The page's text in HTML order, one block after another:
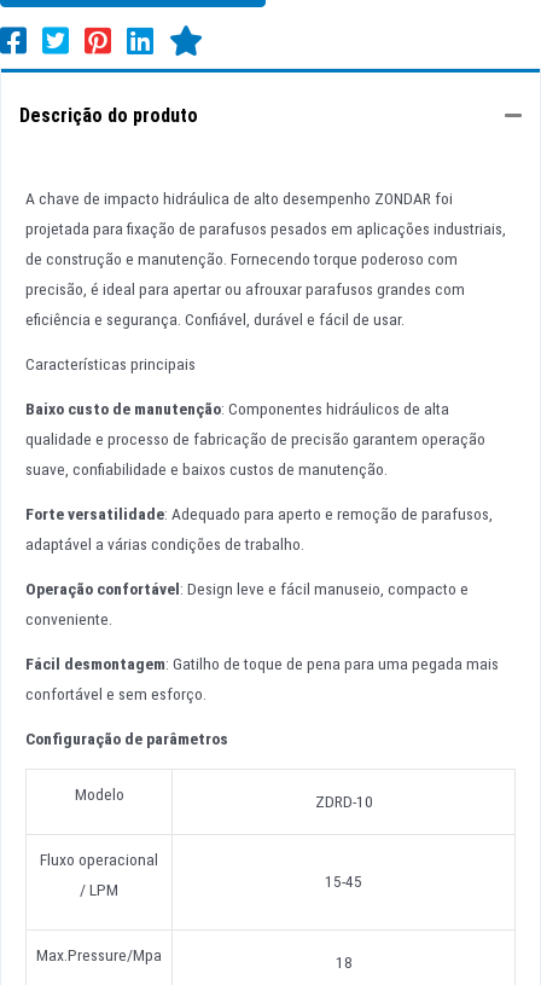
Descrição do produto
A chave de impacto hidráulica de alto desempenho ZONDAR foi
projetada para fixação de parafusos pesados em aplicações industriais,
de construção e manutenção. Fornecendo torque poderoso com
precisão, é ideal para apertar ou afrouxar parafusos grandes com
eficiência e segurança. Confiável, durável e fácil de usar.
Características principais
Baixo custo de manutenção: Componentes hidráulicos de alta
qualidade e processo de fabricação de precisão garantem operação
suave, confiabilidade e baixos custos de manutenção.
Forte versatilidade: Adequado para aperto e remoção de parafusos,
adaptável a várias condições de trabalho.
Operação confortável: Design leve e fácil manuseio, compacto e
conveniente.
Fácil desmontagem: Gatilho de toque de pena para uma pegada mais
confortável e sem esforço.
Configuração de parâmetros
Modelo ZDRD-10
Fluxo operacional
/ LPM
15-45
Max.Pressure/Mpa 18